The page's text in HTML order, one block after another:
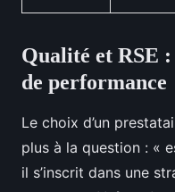
Qualité et RSE
de performance
Le choix d’un
plus à la question : «
il s’inscrit dans une